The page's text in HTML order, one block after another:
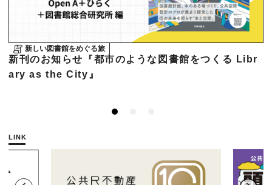
新しい図書館をめぐる旅
新刊のお知らせ『都市のような図書館をつくる Libr
ary as the City』
LINK